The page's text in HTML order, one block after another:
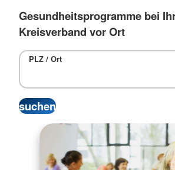
Gesundheitsprogramme bei
Kreisverband vor Ort
PLZ / Ort